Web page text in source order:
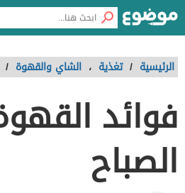
الرئيسية / تغذية ، الشاي والقهوة /
فوائد
الصباح